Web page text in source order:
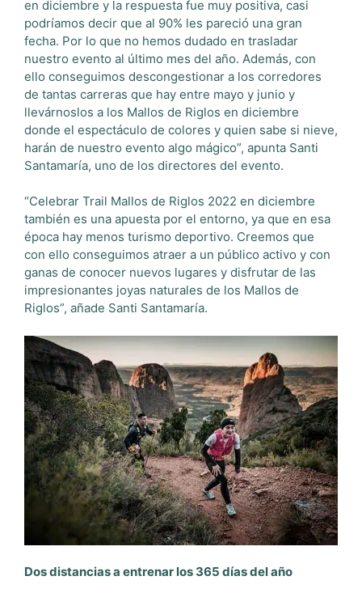
en diciembre y la respuesta fue muy positiva, casi
podríamos decir que al 90% les pareció una gran
fecha. Por lo que no hemos dudado en trasladar
nuestro evento al último mes del año. Además, con
ello conseguimos descongestionar a los corredores
de tantas carreras que hay entre mayo y junio y
llevárnoslos a los Mallos de Riglos en diciembre
donde el espectáculo de colores y quien sabe si nieve,
harán de nuestro evento algo mágico”, apunta Santi
Santamaría, uno de los directores del evento.
“Celebrar Trail Mallos de Riglos 2022 en diciembre
también es una apuesta por el entorno, ya que en esa
época hay menos turismo deportivo. Creemos que
con ello conseguimos atraer a un público activo y con
ganas de conocer nuevos lugares y disfrutar de las
impresionantes joyas naturales de los Mallos de
Riglos”, añade Santi Santamaría.
Dos distancias a entrenar los 365 días del año